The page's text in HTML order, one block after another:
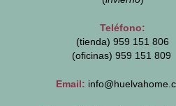
Teléfono:
(tienda) 959 151 806
(oficinas) 959 151 809
Email: